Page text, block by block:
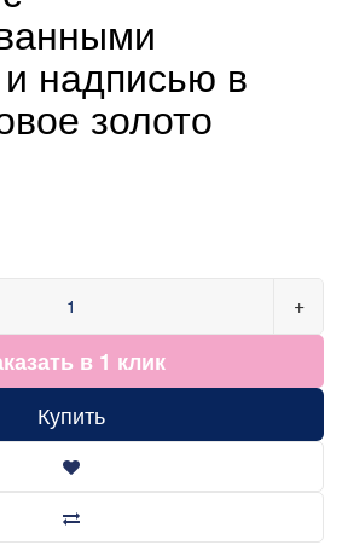
надписью в
золото
+
в 1 клик
Купить